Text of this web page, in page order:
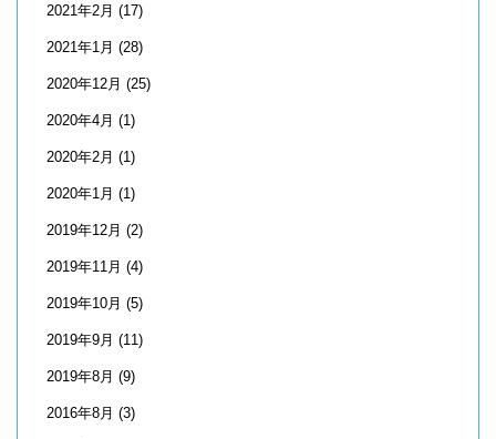
2021年2月 (17)
2021年1月 (28)
2020年12月 (25)
2020年4月 (1)
2020年2月 (1)
2020年1月 (1)
2019年12月 (2)
2019年11月 (4)
2019年10月 (5)
2019年9月 (11)
2019年8月 (9)
2016年8月 (3)